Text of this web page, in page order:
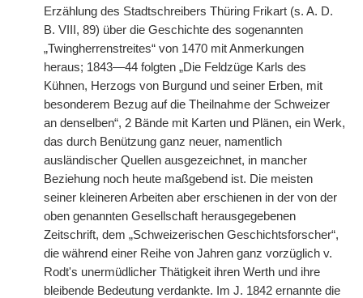
Erzählung des Stadtschreibers Thüring Frikart (s. A. D.
B. VIII, 89) über die Geschichte des sogenannten
„Twingherrenstreites“ von 1470 mit Anmerkungen
heraus; 1843—44 folgten „Die Feldzüge Karls des
Kühnen, Herzogs von Burgund und seiner Erben, mit
besonderem Bezug auf die Theilnahme der Schweizer
an denselben“, 2 Bände mit Karten und Plänen, ein Werk,
das durch Benützung ganz neuer, namentlich
ausländischer Quellen ausgezeichnet, in mancher
Beziehung noch heute maßgebend ist. Die meisten
seiner kleineren Arbeiten aber erschienen in der von der
oben genannten Gesellschaft herausgegebenen
Zeitschrift, dem „Schweizerischen Geschichtsforscher“,
die während einer Reihe von Jahren ganz vorzüglich v.
Rodt's unermüdlicher Thätigkeit ihren Werth und ihre
bleibende Bedeutung verdankte. Im J. 1842 ernannte die